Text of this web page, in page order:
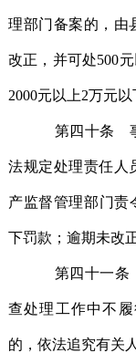
理部门备案的，由
改正，并可处500
2000元以上2万元以
第四十条 事故
法规定处理责任人
产监督管理部门责
下罚款；逾期未改
第四十一条 有
查处理工作中不
的，依法追究有关